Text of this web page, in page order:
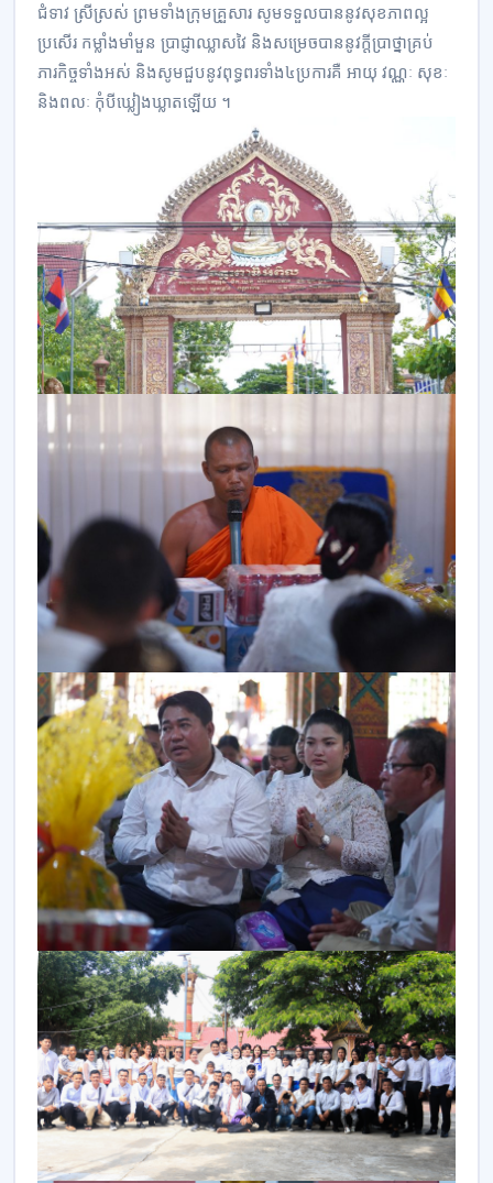
ជំទាវ ស្រីស្រស់ ព្រមទាំងក្រុមគ្រួសារ សូមទទួលបាននូវសុខភាពល្អ
ប្រសើរ កម្លាំងមាំមួន ប្រាជ្ញាឈ្លាសវៃ និងសម្រេចបាននូវក្តីប្រាថ្នាគ្រប់
ភារកិច្ចទាំងអស់ និងសូមជួបនូវពុទ្ធពរទាំង៤ប្រការគឺ អាយុ វណ្ណៈ សុខៈ
និងពលៈ កុំបីឃ្លៀងឃ្លាតឡើយ ។